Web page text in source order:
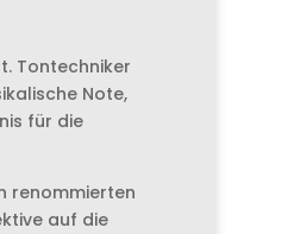
Tontechniker
Note,
für die
renommierten
auf die